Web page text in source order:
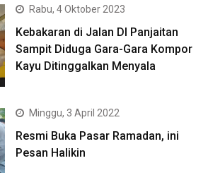
Rabu, 4 Oktober 2023
Kebakaran di Jalan DI Panjaitan
Sampit Diduga Gara-Gara Kompor
Kayu Ditinggalkan Menyala
Minggu, 3 April 2022
Resmi Buka Pasar Ramadan, ini
Pesan Halikin